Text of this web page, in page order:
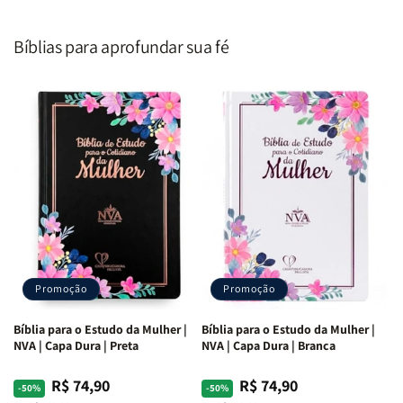
o
Coração
Deus
Ribeiro
o
Deus
|
Adriel
Ribeiro
|
Penkal
Penkal
Bíblias para aprofundar sua fé
Promoção
Bíblia para o Estudo da Mulher |
NVA | Capa Dura | Preta
-50%
Preço
PreçoR$ 74,90
Promoção
Bíblia para o Estudo da Mulher |
NVA | Capa Dura | Branca
-50%
Preço
PreçoR$ 74,90